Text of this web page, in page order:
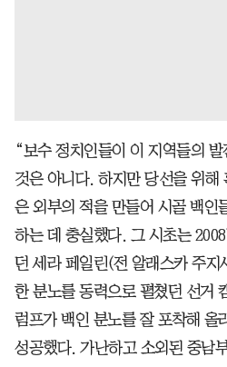
“보수 정치인들이 이 지역들의
것은 아니다. 하지만 당선을 위해
은 외부의 적을 만들어 시골 백인
하는 데 충실했다. 그 시초는
던 세라 페일린(전 알래스카 주지
한 분노를 동력으로 펼쳤던 선거
럼프가 백인 분노를 잘 포착해 올
성공했다. 가난하고 소외된 중남